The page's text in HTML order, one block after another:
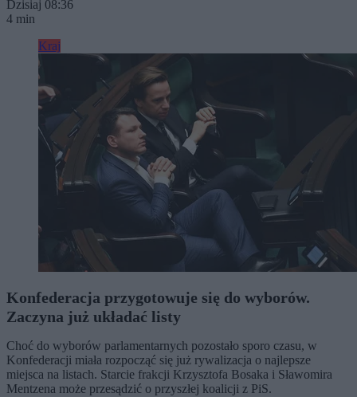
Dzisiaj 08:36
4 min
Kraj
Konfederacja przygotowuje się do wyborów.
Zaczyna już układać listy
Choć do wyborów parlamentarnych pozostało sporo czasu, w
Konfederacji miała rozpocząć się już rywalizacja o najlepsze
miejsca na listach. Starcie frakcji Krzysztofa Bosaka i Sławomira
Mentzena może przesądzić o przyszłej koalicji z PiS.